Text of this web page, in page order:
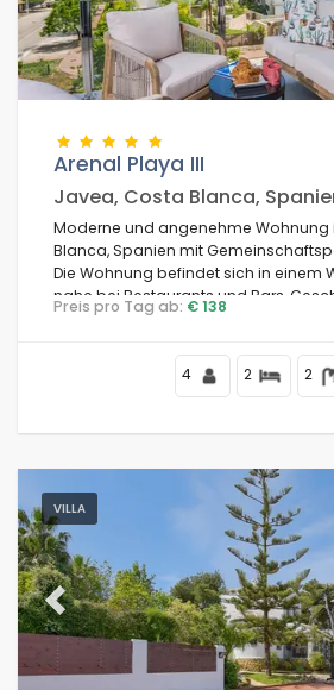
Arenal Playa III
Javea, Costa Blanca,
Moderne und angenehme Wohnung
Blanca, Spanien mit
Die Wohnung befindet sich in einem
nahe bei Restaurants und Bars,
Supermärkten und einem
Mittelmeer entfernt.
Preis pro Tag ab: € 138
4 2 2
VILLA
Previous